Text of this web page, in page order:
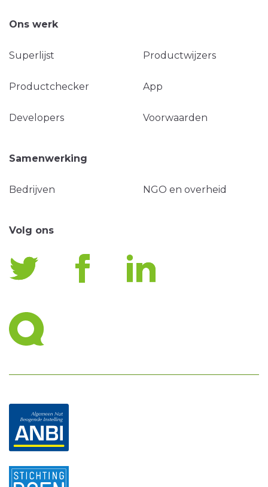
Ons werk
Superlijst Productwijzers
Productchecker App
Developers Voorwaarden
Samenwerking
Bedrijven NGO en overheid
Volg ons